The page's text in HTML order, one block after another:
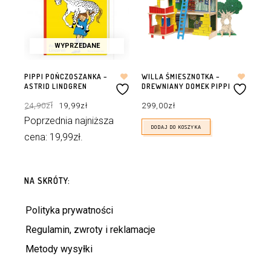
WYPRZEDANE
PIPPI POŃCZOSZANKA –
ASTRID LINDGREN
24,90zł cena
wynosiła:
24,90zł.
19,99złcena
19,99zł.
Poprzednia najniższa
cena: 19,99zł.
WILLA ŚMIESZNOTKA –
DREWNIANY DOMEK PIPPI
299,00zł
DODAJ DO KOSZYKA
NA SKRÓTY:
Polityka prywatności
Regulamin, zwroty i reklamacje
Metody wysyłki